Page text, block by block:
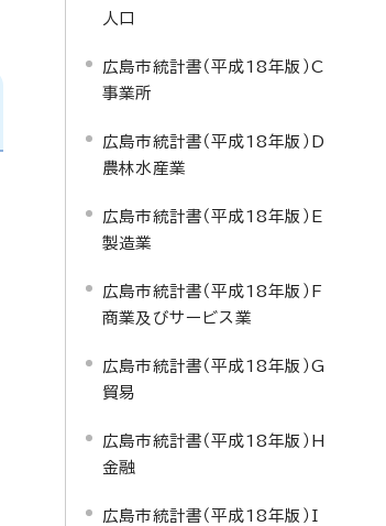
人口
広島市統計書（平成18年版）C
事業所
広島市統計書（平成18年版）D
農林水産業
広島市統計書（平成18年版）E
製造業
広島市統計書（平成18年版）F
商業及びサービス業
広島市統計書（平成18年版）G
貿易
広島市統計書（平成18年版）H
金融
広島市統計書（平成18年版）I